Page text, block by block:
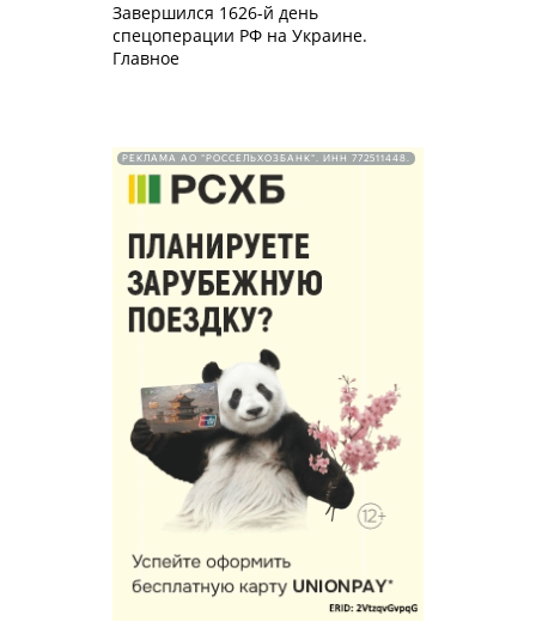
Завершился 1626-й день
спецоперации РФ на Украине.
Главное
РЕКЛАМА АО "РОССЕЛЬХОЗБАНК". ИНН 772511448.